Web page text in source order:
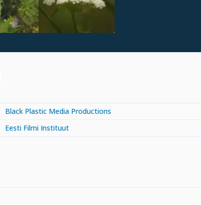
Black Plastic Media Productions
Eesti Filmi Instituut